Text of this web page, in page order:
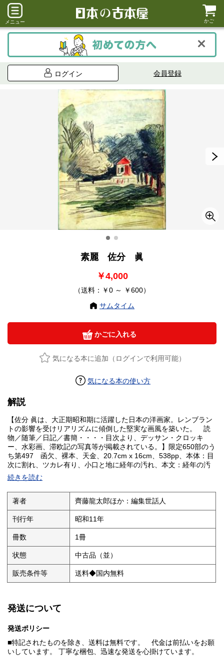
メニュー かご
ログイン 会員登録
素麗 佐分 眞
￥4,000
（送料：￥0 ～ ￥600）
サムタイム
かごに入れる
気になる本に追加（ログインで利用可能）
気になる本の使い方
解説
【佐分 眞は、大正期昭和期に活躍した日本の洋画家。レンブラン
トの影響を受けリアリズムに傾倒した堅実な画風を築いた。 読
物／随筆／日記／書簡・・・・目次より、デッサン・クロッキ
ー、水彩画、滞欧記の写真等が掲載されている。】限定650部のう
ち第497 函欠、裸本、天金、20.7cm x 16cm、538pp、本体：目
次に割れ、ツカレ有り、小口と地に経年の汚れ、本文：経年の汚
れとヤケ、表紙：大きい剥がれ、痛みと汚れ ◎国内送料無料
続きを読む
著者 齊藤龍太郎ほか：編集世話人
刊行年 昭和11年
冊数 1冊
状態 中古品（並）
販売条件等 送料◆国内無料
発送について
発送ポリシー
■特記されたものを除き、送料は無料です。 代金は前払いをお願
いしています。 丁寧な梱包、迅速な発送を心掛けています。